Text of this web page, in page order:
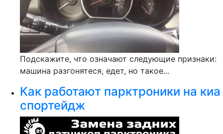
Подскажите, что означают следующие признаки:
машина разгонятеся, едет, но такое...
Как работают парктроники на киа
спортейдж